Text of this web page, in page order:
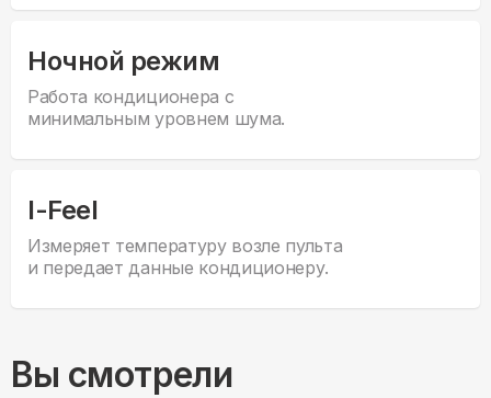
Ночной режим
Работа кондиционера с
минимальным уровнем шума.
I-Feel
Измеряет температуру возле пульта
и передает данные кондиционеру.
Вы смотрели